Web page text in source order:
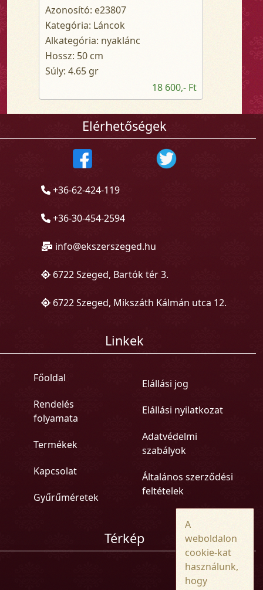
Azonosító: e23807
Kategória: Láncok
Alkategória: nyaklánc
Hossz: 50 cm
Súly: 4.65 gr
18 600,- Ft
Elérhetőségek
+36-62-424-119
+36-30-454-2594
info@ekszerszeged.hu
6722 Szeged, Bartók tér 3.
6722 Szeged, Mikszáth Kálmán utca 12.
Linkek
Főoldal
Rendelés
folyamata
Termékek
Kapcsolat
Gyűrűméretek
Elállási jog
Elállási nyilatkozat
Adatvédelmi
szabályok
Általános szerződési
feltételek
Térkép
A
weboldalon
cookie-kat
használunk,
hogy